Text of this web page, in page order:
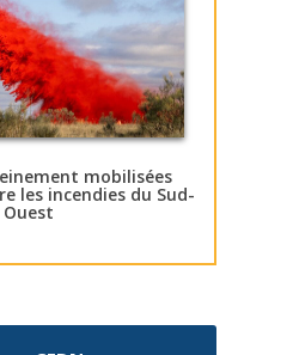
mobilisées
les incendies du Sud-
Ouest